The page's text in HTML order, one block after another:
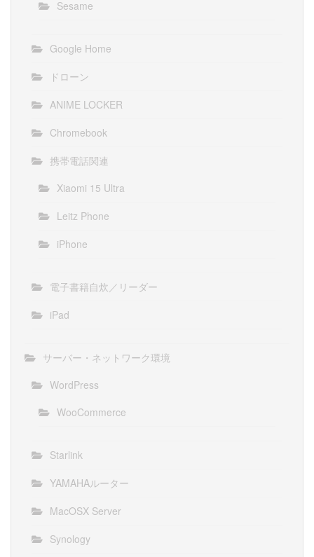
Sesame
Google Home
ドローン
ANIME LOCKER
Chromebook
携帯電話関連
Xiaomi 15 Ultra
Leitz Phone
iPhone
電子書籍自炊／リーダー
iPad
サーバー・ネットワーク環境
WordPress
WooCommerce
Starlink
YAMAHAルーター
MacOSX Server
Synology